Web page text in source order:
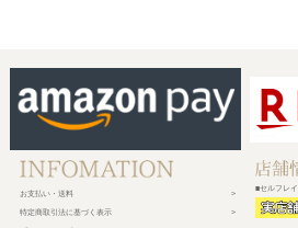
お支払い・送料
特定商取引法に基づく表示
■セルフレ